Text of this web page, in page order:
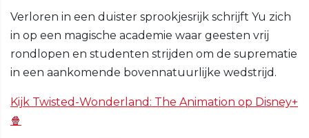
Verloren in een duister sprookjesrijk schrijft Yu zich
in op een magische academie waar geesten vrij
rondlopen en studenten strijden om de suprematie
in een aankomende bovennatuurlijke wedstrijd.
Kijk Twisted-Wonderland: The Animation op Disney+
🍿